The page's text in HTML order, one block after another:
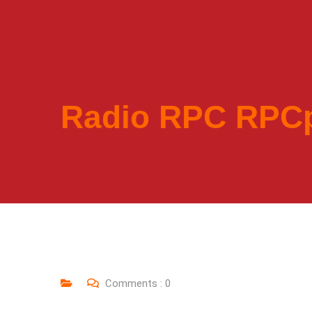
Radio RPC
Comments : 0